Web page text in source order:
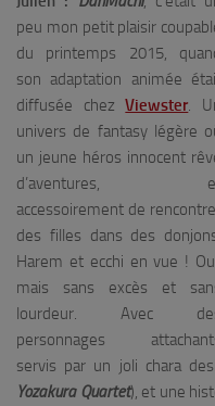
peu mon petit plaisir
du printemps 2015,
son adaptation animée
diffusée chezViewster.
univers de fantasy légère
un jeune héros innocent
d’aventures,
accessoirement de
des filles dans des
Harem et ecchi en vue !
mais sans excès et
lourdeur. Avec
personnages
servis par un joli chara
Yozakura Quartet), et une